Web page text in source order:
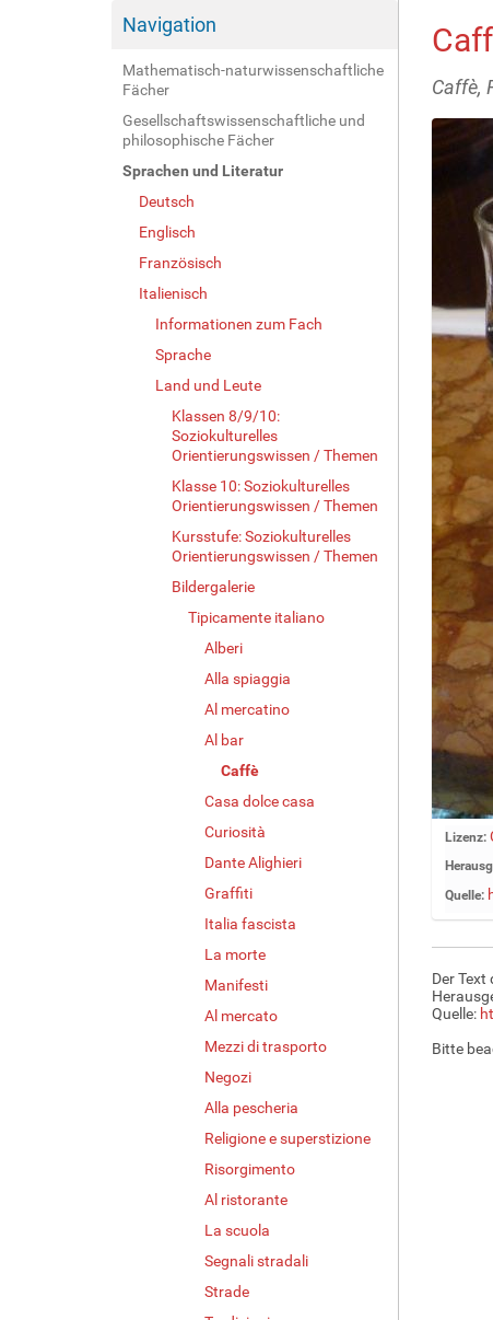
Navigation
Mathematisch-naturwissenschaftliche
Fächer
Gesellschaftswissenschaftliche und
philosophische Fächer
Sprachen und Literatur
Deutsch
Englisch
Französisch
Italienisch
Informationen zum Fach
Sprache
Land und Leute
Klassen 8/9/10:
Soziokulturelles
Orientierungswissen / Themen
Klasse 10: Soziokulturelles
Orientierungswissen / Themen
Kursstufe: Soziokulturelles
Orientierungswissen / Themen
Bildergalerie
Tipicamente italiano
Alberi
Alla spiaggia
Al mercatino
Al bar
Caffè
Casa dolce casa
Curiosità
Dante Alighieri
Graffiti
Italia fascista
La morte
Manifesti
Al mercato
Mezzi di trasporto
Negozi
Alla pescheria
Religione e superstizione
Risorgimento
Al ristorante
La scuola
Segnali stradali
Strade
Caffè,
Z
g
e
B
l
d
n
Lizenz:
Quelle:
Der
Quelle:
Bitte